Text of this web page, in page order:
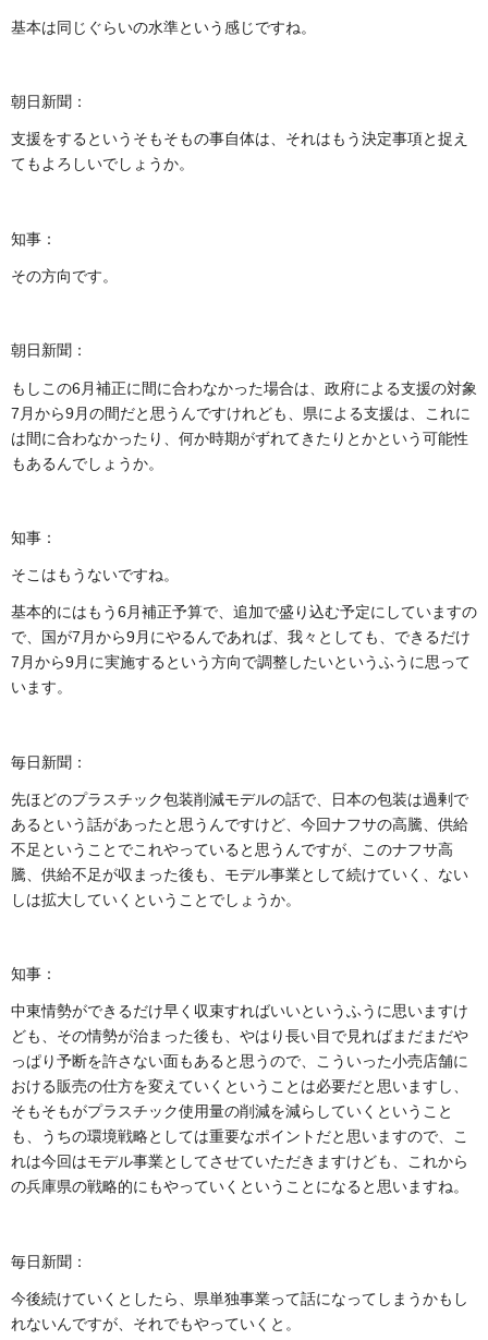
基本は同じぐらいの水準という感じですね。
朝日新聞：
支援をするというそもそもの事自体は、それはもう決定事項と捉え
てもよろしいでしょうか。
知事：
その方向です。
朝日新聞：
もしこの6月補正に間に合わなかった場合は、政府による支援の対象
7月から9月の間だと思うんですけれども、県による支援は、これに
は間に合わなかったり、何か時期がずれてきたりとかという可能性
もあるんでしょうか。
知事：
そこはもうないですね。
基本的にはもう6月補正予算で、追加で盛り込む予定にしていますの
で、国が7月から9月にやるんであれば、我々としても、できるだけ
7月から9月に実施するという方向で調整したいというふうに思って
います。
毎日新聞：
先ほどのプラスチック包装削減モデルの話で、日本の包装は過剰で
あるという話があったと思うんですけど、今回ナフサの高騰、供給
不足ということでこれやっていると思うんですが、このナフサ高
騰、供給不足が収まった後も、モデル事業として続けていく、ない
しは拡大していくということでしょうか。
知事：
中東情勢ができるだけ早く収束すればいいというふうに思いますけ
ども、その情勢が治まった後も、やはり長い目で見ればまだまだや
っぱり予断を許さない面もあると思うので、こういった小売店舗に
おける販売の仕方を変えていくということは必要だと思いますし、
そもそもがプラスチック使用量の削減を減らしていくということ
も、うちの環境戦略としては重要なポイントだと思いますので、こ
れは今回はモデル事業としてさせていただきますけども、これから
の兵庫県の戦略的にもやっていくということになると思いますね。
毎日新聞：
今後続けていくとしたら、県単独事業って話になってしまうかもし
れないんですが、それでもやっていくと。